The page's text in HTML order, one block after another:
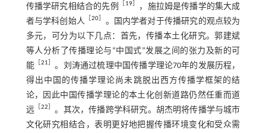
传播学研究相结合的先例
［19］
，施拉姆是传播学的集大成
者与学科创始人 ［20］ 。国内学者对于传播研究的观点较为
多元，可分为以下几点：首先，传播本土化研究。郭建斌
等人分析了传播理论与“中国式”发展之间的张力及新的可
能［21］ 。刘涛通过梳理中国传播学理论70年的发展历程，
得出中国的传播学理论尚未跳脱出西方传播学框架的结
论，因此中国传播学理论的本土化创新道路仍然任重而道
远［22］ 。其次，传播跨学科研究。胡杰明将传播学与城市
文化研究相结合，表明更好地把握传播环境变化和受众需